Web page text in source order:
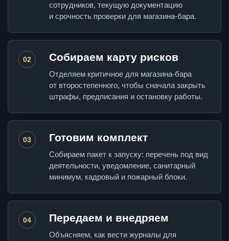
сотрудников, текущую документацию
и срочность проверки для магазина-бара.
02 Собираем карту рисков
Отделяем критичное для магазина-бара
от второстепенного, чтобы сначала закрыть
штрафы, предписания и остановку работы.
03 Готовим комплект
Собираем пакет к запуску: перечень под вид
деятельности, уведомление, санитарный
минимум, кадровый и пожарный блоки.
04 Передаем и внедряем
Объясняем, как вести журналы для